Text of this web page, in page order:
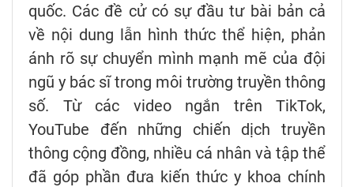
quốc. Các đề cử có sự đầu tư bài bản cả
về nội dung lẫn hình thức thể hiện, phản
ánh rõ sự chuyển mình mạnh mẽ của đội
ngũ y bác sĩ trong môi trường truyền thông
số. Từ các video ngắn trên TikTok,
YouTube đến những chiến dịch truyền
thông cộng đồng, nhiều cá nhân và tập thể
đã góp phần đưa kiến thức y khoa chính